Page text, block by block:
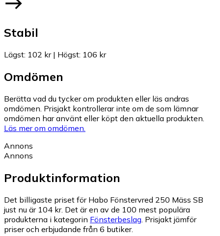
Stabil
Lägst: 102 kr| Högst: 106 kr
Omdömen
Berätta vad du tycker om produkten eller läs andras
omdömen. Prisjakt kontrollerar inte om de som lämnar
omdömen har använt eller köpt den aktuella produkten.
Läs mer om omdömen.
Annons
Annons
Produktinformation
Det billigaste priset för Habo Fönstervred 250 Mäss SB
just nu är 104 kr. Det är en av de 100 mest populära
produkterna i kategorin Fönsterbeslag Prisjakt jämför
priser och erbjudande från 6 butiker.